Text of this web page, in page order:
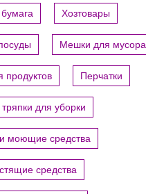
Хозтовары
Мешки для мусора
продуктов Перчатки
для уборки
моющие средства
средства